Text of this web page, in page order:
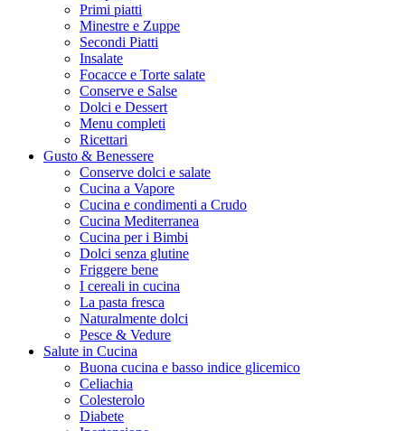
Primi piatti
Minestre e Zuppe
Secondi Piatti
Insalate
Focacce e Torte salate
Conserve e Salse
Dolci e Dessert
Menu completi
Ricettari
Gusto & Benessere
Conserve dolci e salate
Cucina a Vapore
Cucina e condimenti a Crudo
Cucina Mediterranea
Cucina per i Bimbi
Dolci senza glutine
Friggere bene
I cereali in cucina
La pasta fresca
Naturalmente dolci
Pesce & Vedure
Salute in Cucina
Buona cucina e basso indice glicemico
Celiachia
Colesterolo
Diabete